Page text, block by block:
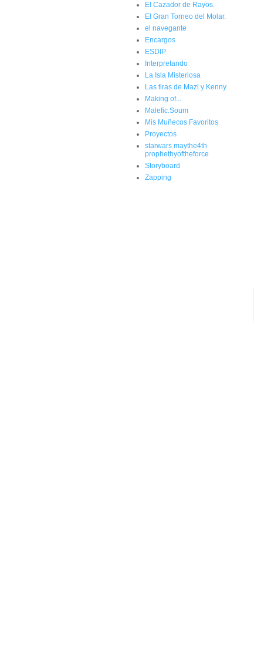
El Cazador de Rayos.
El Gran Torneo del Molar.
el navegante
Encargos
ESDIP
Interpretando
La Isla Misteriosa
Las tiras de Mazi y Kenny
Making of...
Malefic.Soum
Mis Muñecos Favoritos
Proyectos
starwars maythe4th
prophethyoftheforce
Storyboard
Zapping